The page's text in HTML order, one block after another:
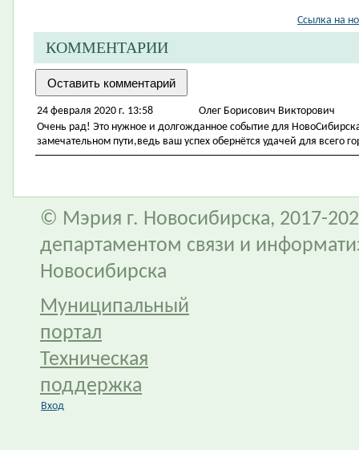
Ссылка на
КОММЕНТАРИИ
24 февраля 2020 г. 13:58
Олег Борисович Викторович
Очень рад! Это нужное и долгожданное событие для
замечательном пути,ведь ваш успех обернётся удачей для всего
© Мэрия г. Новосибирска, 2017-
департаментом связи и
Новосибирска
Муниципальный
портал
Техническая
поддержка
Вход